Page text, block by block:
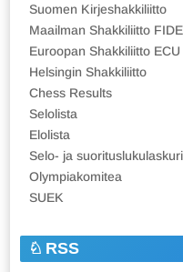
Suomen Kirjeshakkiliitto
Maailman Shakkiliitto FIDE
Euroopan Shakkiliitto ECU
Helsingin Shakkiliitto
Chess Results
Selolista
Elolista
Selo- ja suorituslukulaskuri
Olympiakomitea
SUEK
RSS